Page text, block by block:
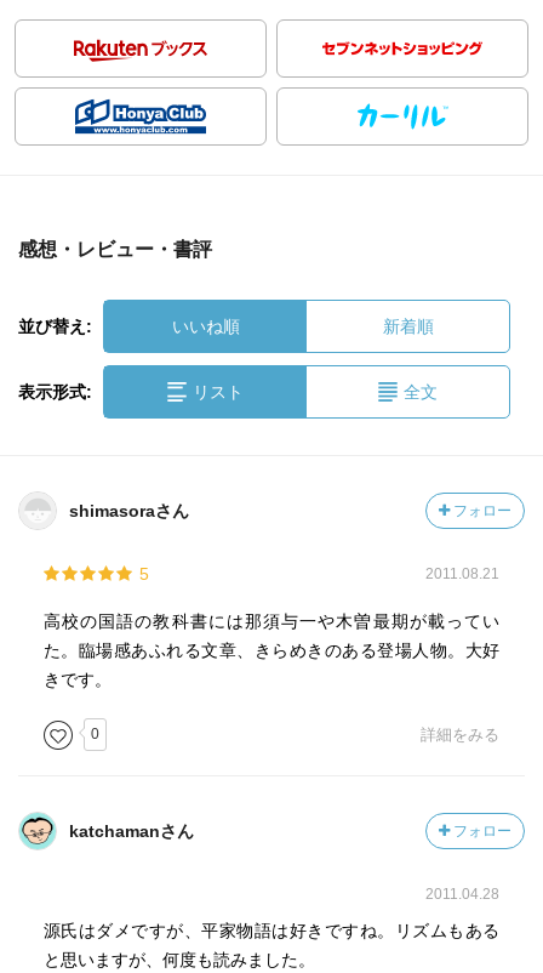
感想・レビュー・書評
並び替え: いいね順 新着順
表示形式: リスト 全文
shimasoraさん フォロー
5 2011.08.21
高校の国語の教科書には那須与一や木曽最期が載ってい
た。臨場感あふれる文章、きらめきのある登場人物。大好
きです。
0 詳細をみる
katchamanさん フォロー
2011.04.28
源氏はダメですが、平家物語は好きですね。リズムもある
と思いますが、何度も読みました。